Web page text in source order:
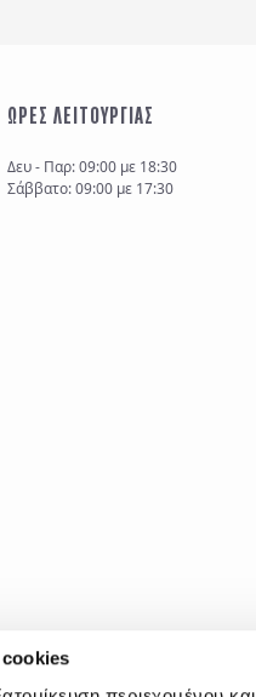
cookies
ΩΡΕΣ ΛΕΙΤΟΥΡΓΙΑΣ
Δευ - Παρ: 09:00 με 18:30
Σάββατο: 09:00 με 17:30